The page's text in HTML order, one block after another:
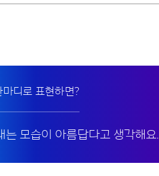
디로 표현하면?
는 모습이 아름답다고 생각해요.